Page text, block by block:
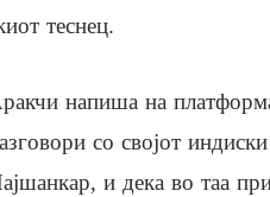
теснец.
напиша на
со својот
и дека во таа